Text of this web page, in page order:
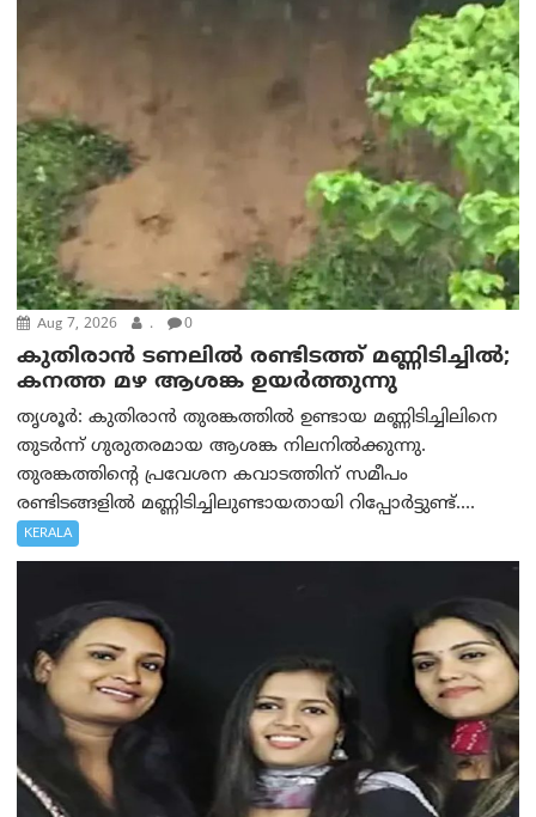
Aug 7, 2026 . 0
കുതിരാൻ ടണലിൽ രണ്ടിടത്ത് മണ്ണിടിച്ചിൽ;
കനത്ത മഴ ആശങ്ക ഉയർത്തുന്നു
തൃശൂർ: കുതിരാൻ തുരങ്കത്തിൽ ഉണ്ടായ മണ്ണിടിച്ചിലിനെ
തുടർന്ന് ഗുരുതരമായ ആശങ്ക നിലനിൽക്കുന്നു.
തുരങ്കത്തിന്റെ പ്രവേശന കവാടത്തിന് സമീപം
രണ്ടിടങ്ങളിൽ മണ്ണിടിച്ചിലുണ്ടായതായി റിപ്പോർട്ടുണ്ട്....
KERALA